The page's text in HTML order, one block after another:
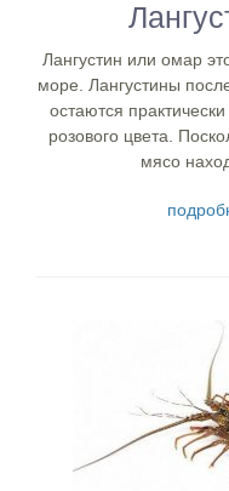
Лангустин или омар
море. Лангустины
остаются
розового цвета.
мясо